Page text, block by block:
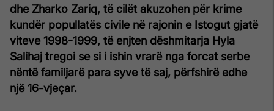
dhe Zharko Zariq, të cil ët akuzohen për krime
kundër popullatës civile në rajonin e Istogut gjatë
viteve 1998-1999, të enjten dëshmitarja Hyla
Salihaj tregoi se si i ishin vrarë nga forcat serbe
nëntë familjarë para syve të saj, përfshirë edhe
një 16-vjeçar.